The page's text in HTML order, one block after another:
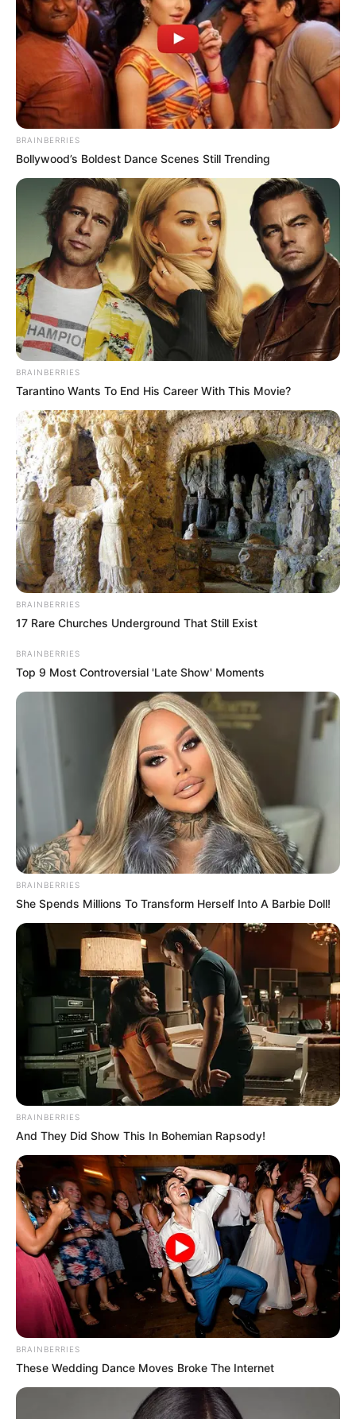
BRAINBERRIES
Bollywood’s Boldest Dance Scenes Still Trending
BRAINBERRIES
Tarantino Wants To End His Career With This Movie?
BRAINBERRIES
17 Rare Churches Underground That Still Exist
BRAINBERRIES
Top 9 Most Controversial 'Late Show' Moments
BRAINBERRIES
She Spends Millions To Transform Herself Into A Barbie Doll!
BRAINBERRIES
And They Did Show This In Bohemian Rapsody!
BRAINBERRIES
These Wedding Dance Moves Broke The Internet